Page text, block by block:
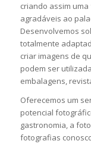
criando assim
agradáveis ao
Desenvolvemos
totalmente
criar imagens de
podem ser
embalagens,
Oferecemos um
potencial
gastronomia, a
fotografias